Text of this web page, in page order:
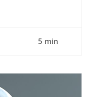
5 min